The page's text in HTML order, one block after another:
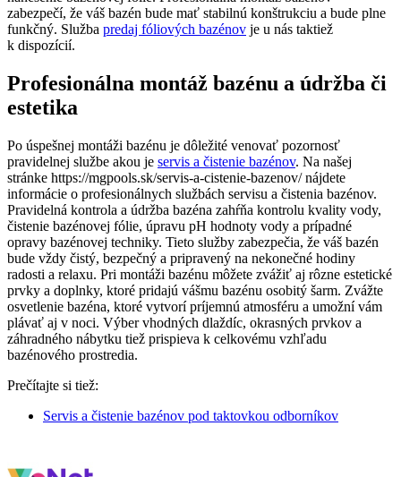
zabezpečí, že váš bazén bude mať stabilnú konštrukciu a bude plne
funkčný. Služba predaj fóliových bazénov je u nás taktiež
k dispozícií.
Profesionálna montáž bazénu a údržba či
estetika
Po úspešnej montáži bazénu je dôležité venovať pozornosť
pravidelnej službe akou je servis a čistenie bazénov. Na našej
stránke https://mgpools.sk/servis-a-cistenie-bazenov/ nájdete
informácie o profesionálnych službách servisu a čistenia bazénov.
Pravidelná kontrola a údržba bazéna zahŕňa kontrolu kvality vody,
čistenie bazénovej fólie, úpravu pH hodnoty vody a prípadné
opravy bazénovej techniky. Tieto služby zabezpečia, že váš bazén
bude vždy čistý, bezpečný a pripravený na nekonečné hodiny
radosti a relaxu. Pri montáži bazénu môžete zvážiť aj rôzne estetické
prvky a doplnky, ktoré pridajú vášmu bazénu osobitý šarm. Zvážte
osvetlenie bazéna, ktoré vytvorí príjemnú atmosféru a umožní vám
plávať aj v noci. Výber vhodných dlaždíc, okrasných prvkov a
záhradného nábytku tiež prispieva k celkovému vzhľadu
bazénového prostredia.
Prečítajte si tiež:
Servis a čistenie bazénov pod taktovkou odborníkov